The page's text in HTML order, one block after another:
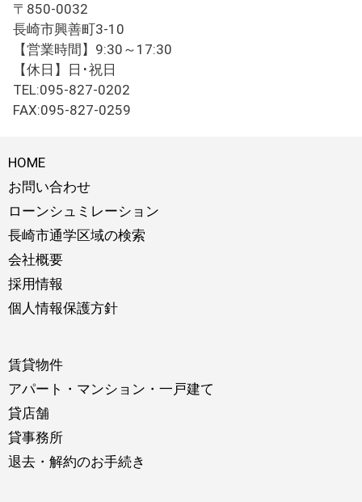
〒850-0032
長崎市興善町3-10
【営業時間】9:30～17:30
【休日】日･祝日
TEL:095-827-0202
FAX:095-827-0259
HOME
お問い合わせ
ローンシュミレーション
長崎市通学区域の検索
会社概要
採用情報
個人情報保護方針
賃貸物件
アパート・マンション・一戸建て
貸店舗
貸事務所
退去・解約のお手続き